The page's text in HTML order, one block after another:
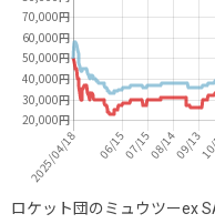
ロケット団のミュウツーex